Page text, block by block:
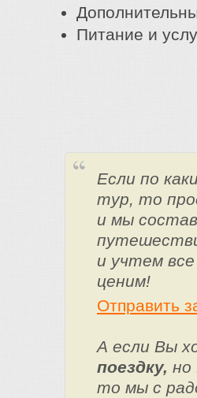
Питание и
Если по
тур, то
и мы
и учтем
ценим!
Отправить
А если Вы
поездку, но
то мы с